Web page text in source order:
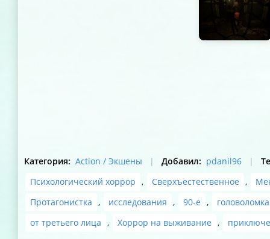
Категория: Action / Экшены | Добавил: pdanil96 |
Психологический хоррор , Сверхъестественное ,
Протагонистка , исследования , 90-е ,
головоломка
от третьего лица , Хоррор на выживание ,